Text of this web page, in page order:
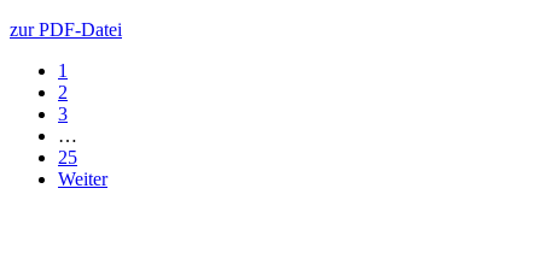
zur PDF-Datei
1
2
3
…
25
Weiter